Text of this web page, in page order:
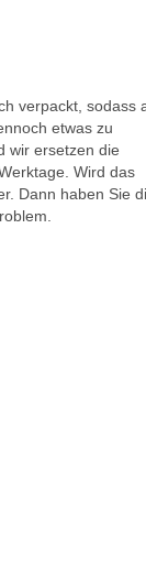
verpackt, sodass
etwas zu
wir ersetzen die
Wird das
Dann haben Sie